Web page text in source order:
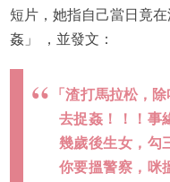
短片，她指自己當日竟
姦」 ，並發文：
「渣打馬拉松，
去捉姦！！！事
幾歲後生女，勾
你要搵警察，咪